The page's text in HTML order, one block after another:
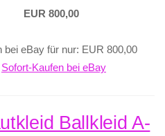
EUR 800,00
bei eBay für nur: EUR 800,00
Sofort-Kaufen bei eBay
Ballkleid A-